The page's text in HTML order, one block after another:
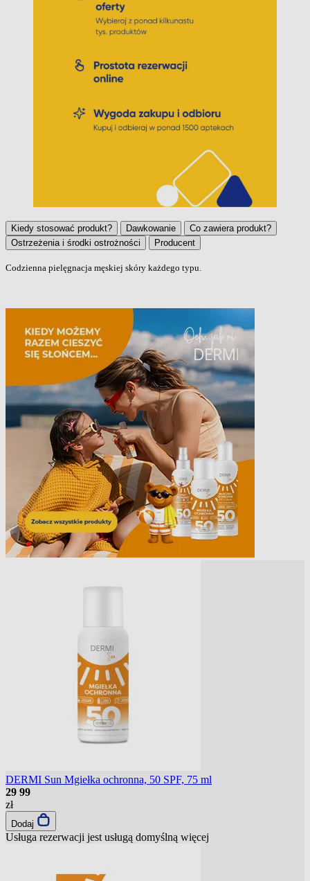
Kiedy stosować produkt? Dawkowanie
Co zawiera produkt?
Ostrzeżenia i środki ostrożności
Producent
Codzienna pielęgnacja męskiej skóry każdego typu.
DERMI Sun Mgiełka ochronna, 50 SPF, 75 ml
29 99
zł
Dodaj
Usługa rezerwacji jest usługą domyślną więcej